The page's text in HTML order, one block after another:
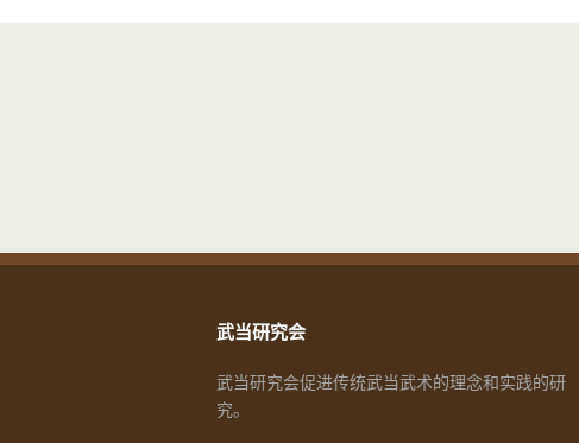
武当研究会
武当研究会促进传统武当武术的理念和实践的研
究。